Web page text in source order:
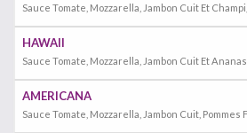
HAWAII
Sauce Tomate, Mozzarella, Jambon Cuit Et Ananas
AMERICANA